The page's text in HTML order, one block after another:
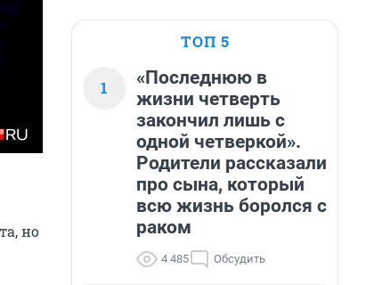
но
ТОП 5
1
«Последнюю в
жизни четверть
закончил лишь с
одной четверкой».
Родители рассказали
про сына, который
всю жизнь боролся с
раком
4 485 Обсудить